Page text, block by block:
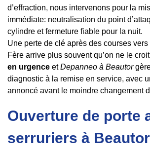
d’effraction, nous intervenons pour la
immédiate: neutralisation du point
cylindre et fermeture fiable pour la nuit.
Une perte de clé après des courses vers
Fère arrive plus souvent qu’on ne le
en urgence etDepanneo à Beautor
diagnostic à la remise en service, avec
annoncé avant le moindre changement
Ouverture de porte
serruriers à Beautor